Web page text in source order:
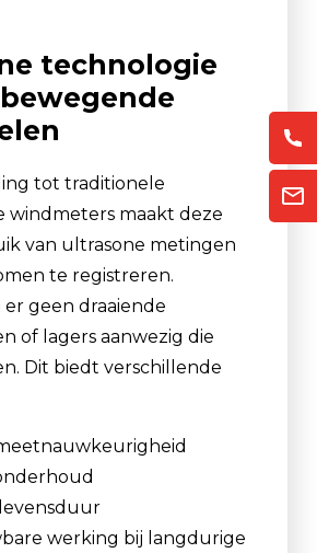
technologie
tot traditionele
windmeters maakt deze
van ultrasone metingen
te registreren.
er geen draaiende
of lagers aanwezig die
Dit biedt verschillende
werking bij langdurige